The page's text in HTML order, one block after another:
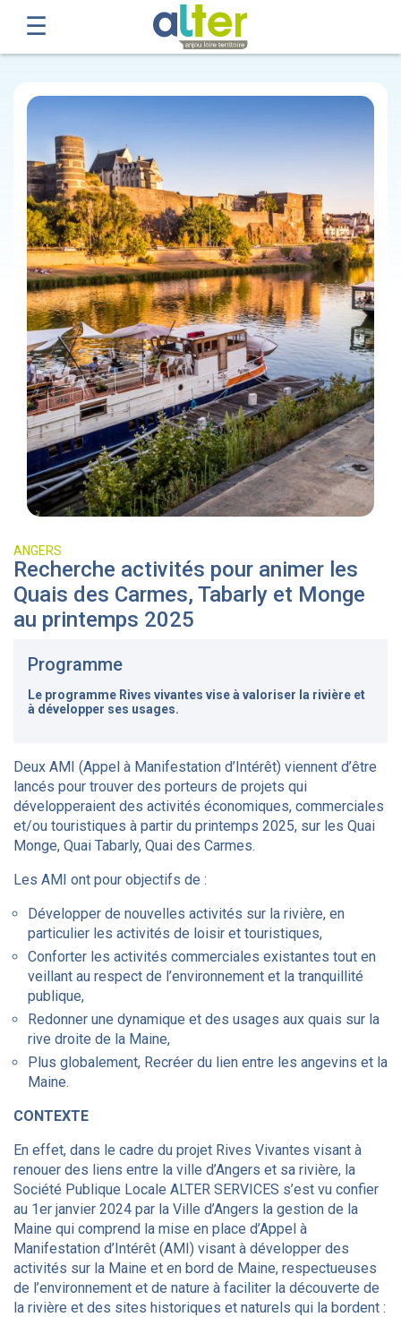
ANGERS
Recherche activités pour animer les
Quais des Carmes, Tabarly et Monge
au printemps 2025
Programme
Le programme Rives vivantes vise à valoriser la rivière et
à développer ses usages.
Deux AMI (Appel à Manifestation d’Intérêt) viennent d’être
lancés pour trouver des porteurs de projets qui
développeraient des activités économiques, commerciales
et/ou touristiques à partir du printemps 2025, sur les Quai
Monge, Quai Tabarly, Quai des Carmes.
Les AMI ont pour objectifs de :
Développer de nouvelles activités sur la rivière, en
particulier les activités de loisir et touristiques,
Conforter les activités commerciales existantes tout en
veillant au respect de l’environnement et la tranquillité
publique,
Redonner une dynamique et des usages aux quais sur la
rive droite de la Maine,
Plus globalement, Recréer du lien entre les angevins et la
Maine.
CONTEXTE
En effet, dans le cadre du projet Rives Vivantes visant à
renouer des liens entre la ville d’Angers et sa rivière, la
Société Publique Locale ALTER SERVICES s’est vu confier
au 1er janvier 2024 par la Ville d’Angers la gestion de la
Maine qui comprend la mise en place d’Appel à
Manifestation d’Intérêt (AMI) visant à développer des
activités sur la Maine et en bord de Maine, respectueuses
de l’environnement et de nature à faciliter la découverte de
la rivière et des sites historiques et naturels qui la bordent :